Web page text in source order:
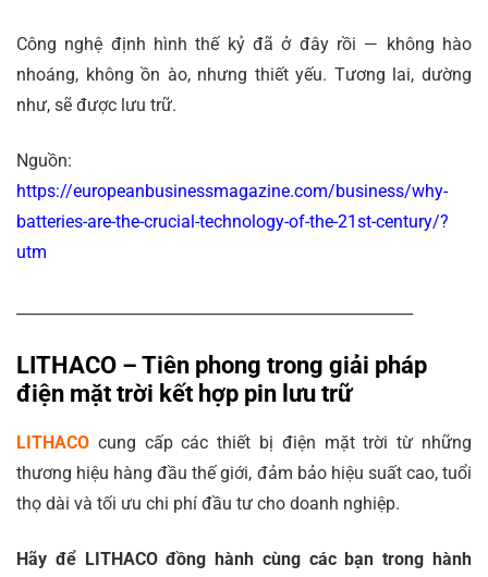
Công nghệ định hình thế kỷ đã ở đây rồi — không hào
nhoáng, không ồn ào, nhưng thiết yếu. Tương lai, dường
như, sẽ được lưu trữ.
Nguồn:
https://europeanbusinessmagazine.com/business/why-
batteries-are-the-crucial-technology-of-the-21st-century/?
utm
LITHACO – Tiên phong trong giải pháp
điện mặt trời kết hợp pin lưu trữ
LITHACO cung cấp các thiết bị điện mặt trời từ những
thương hiệu hàng đầu thế giới, đảm bảo hiệu suất cao, tuổi
thọ dài và tối ưu chi phí đầu tư cho doanh nghiệp.
Hãy để LITHACO đồng hành cùng các bạn trong hành